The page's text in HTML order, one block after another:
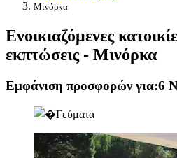
Μινόρκα
Ενοικιαζόμενες
εκπτώσεις - Μινόρκα
Εμφάνιση προσφορών για:6